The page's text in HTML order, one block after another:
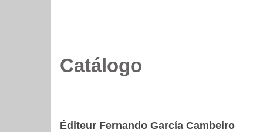
Catálogo
Éditeur Fernando García Cambeiro